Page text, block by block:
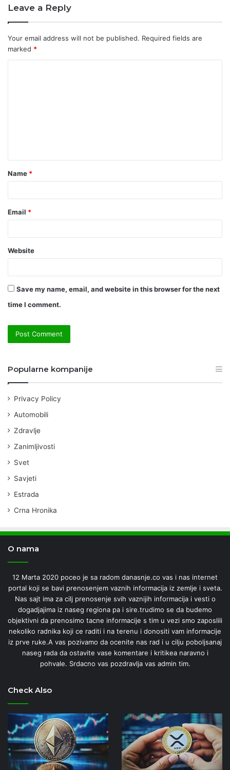
Leave a Reply
Your email address will not be published. Required fields are
marked *
t
*
Name *
Email *
Website
Save my name, email, and website in this browser for the next
time I comment.
Popularne kompanije
Privacy Policy
Automobili
Zdravlje
Zanimljivosti
Svet
Savjeti
Estrada
Crna Hronika
O nama
12 Marta 2020 poceo je sa radom danasnje.co vas i nas internet
portal koji se bavi prenosenjem vaznih informacija iz zemlje i sveta.
Nas sajt ima za cilj prenosenje svih vaznijih informacija i vesti o
dogadjajima iz naseg regiona pa i sire.trudimo se da budemo
objektivni da prenosimo tacne informacije s tim u vezi smo zaposlili
nekoliko radnika koji ce raditi i na terenu i donositi vam informacije
iz prve ruke.A vas pozivamo da ocenite nas rad i u cilju poboljsanaj
naseg rada da ostavite vase komentare i kritikea naravno i
pohvale. Srdacno vas pozdravlja vas admin tim.
Check Also